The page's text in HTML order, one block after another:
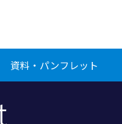
資料・パンフレット